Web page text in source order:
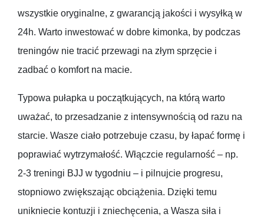
wszystkie oryginalne, z gwarancją jakości i wysyłką w
24h. Warto inwestować w dobre kimonka, by podczas
treningów nie tracić przewagi na złym sprzęcie i
zadbać o komfort na macie.
Typowa pułapka u początkujących, na którą warto
uważać, to przesadzanie z intensywnością od razu na
starcie. Wasze ciało potrzebuje czasu, by łapać formę i
poprawiać wytrzymałość. Włączcie regularność – np.
2-3 treningi BJJ w tygodniu – i pilnujcie progresu,
stopniowo zwiększając obciążenia. Dzięki temu
unikniecie kontuzji i zniechęcenia, a Wasza siła i